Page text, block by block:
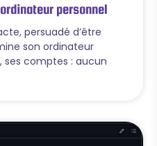
personnel
persuadé d’être
son ordinateur
ses comptes : aucun